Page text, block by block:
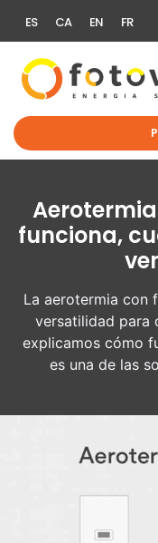
ES CA EN FR
funciona,
La aerotermia con
versatilidad para
explicamos cómo
es una de las